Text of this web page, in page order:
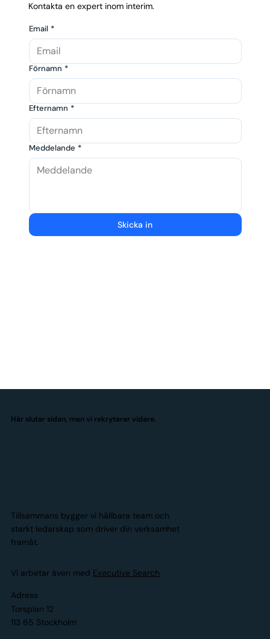
Kontakta en expert inom interim.
Email *
Förnamn *
Efternamn *
Meddelande *
Skicka in
Här slutar sidan, men vi rekryterar vidare.
Tillsammans bygger vi hållbara team och
starkt ledarskap som driver din verksamhet
framåt.
Vi arbetar även med Executive Search
Adress
Torsplan 12
113 65 Stockholm